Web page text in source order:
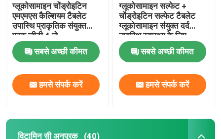
ग्लूकोसामाइन चोंड्रोइटिन
एमएमएस कैल्शियम टैबलेट
उपास्थि प्राकृतिक संयुक्त
पूरक जीटी 4 जे
सबसे अच्छी कीमत
हमसे संपर्क करें
ग्लूकोसामाइन सल्फेट +
चोंड्रोइटिन सल्फेट टैबलेट
ग्लूकोसामाइन संयुक्त दर्द
उपास्थि स्वास्थ्य के लिए
GT4A
सबसे अच्छी कीमत
हमसे संपर्क करें
विटामिन सी अनुपूरक (40)